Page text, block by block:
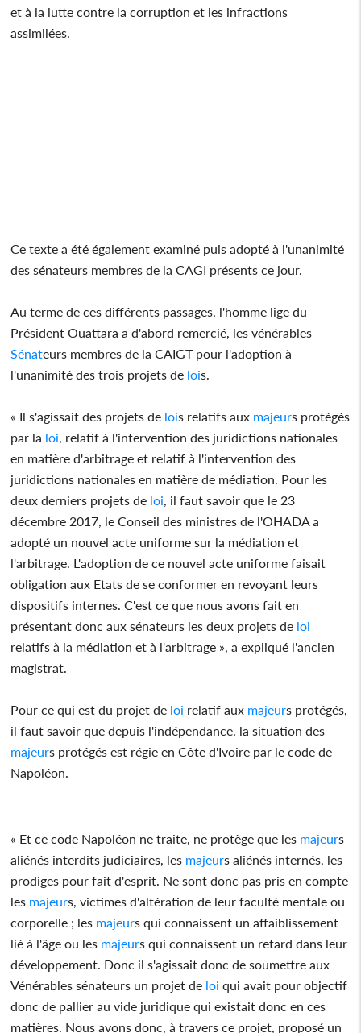
et à la lutte contre la corruption et les infractions
assimilées.
Ce texte a été également examiné puis adopté à l'unanimité
des sénateurs membres de la CAGI présents ce jour.
Au terme de ces différents passages, l'homme lige du
Président Ouattara a d'abord remercié, les vénérables
Sénateurs membres de la CAIGT pour l'adoption à
l'unanimité des trois projets de lois.
« Il s'agissait des projets de lois relatifs aux majeurs protégés
par la loi, relatif à l'intervention des juridictions nationales
en matière d'arbitrage et relatif à l'intervention des
juridictions nationales en matière de médiation. Pour les
deux derniers projets de loi, il faut savoir que le 23
décembre 2017, le Conseil des ministres de l'OHADA a
adopté un nouvel acte uniforme sur la médiation et
l'arbitrage. L'adoption de ce nouvel acte uniforme faisait
obligation aux Etats de se conformer en revoyant leurs
dispositifs internes. C'est ce que nous avons fait en
présentant donc aux sénateurs les deux projets de loi
relatifs à la médiation et à l'arbitrage », a expliqué l'ancien
magistrat.
Pour ce qui est du projet de loi relatif aux majeurs protégés,
il faut savoir que depuis l'indépendance, la situation des
majeurs protégés est régie en Côte d'Ivoire par le code de
Napoléon.
« Et ce code Napoléon ne traite, ne protège que les majeurs
aliénés interdits judiciaires, les majeurs aliénés internés, les
prodiges pour fait d'esprit. Ne sont donc pas pris en compte
les majeurs, victimes d'altération de leur faculté mentale ou
corporelle ; les majeurs qui connaissent un affaiblissement
lié à l'âge ou les majeurs qui connaissent un retard dans leur
développement. Donc il s'agissait donc de soumettre aux
Vénérables sénateurs un projet de loi qui avait pour objectif
donc de pallier au vide juridique qui existait donc en ces
matières. Nous avons donc, à travers ce projet, proposé un